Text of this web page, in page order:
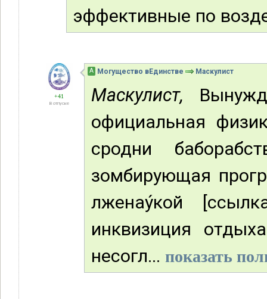
эффективные по
+41
В отпуске
А Могущество вЕдинстве Маскулист
Маскулист,
официальная
сродни
зомбирующая
лженау́кой
инквизиция
несогл... показать